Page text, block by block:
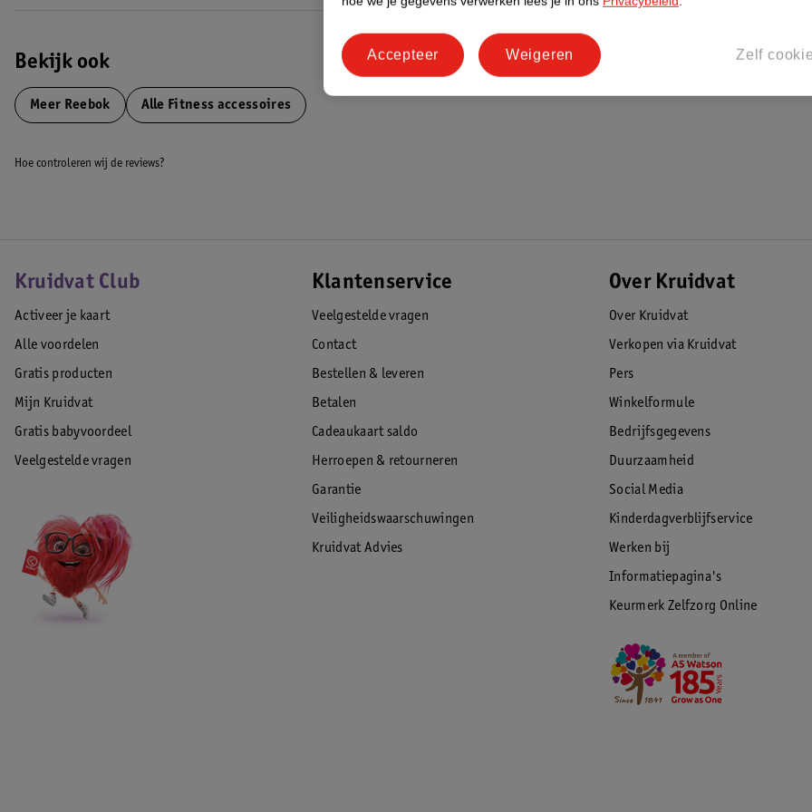
Bekijk ook
Meer Reebok Alle Fitness accessoires
Hoe controleren wij de reviews?
Kruidvat Club
Activeer je kaart
Alle voordelen
Gratis producten
Mijn Kruidvat
Gratis babyvoordeel
Veelgestelde vragen
Klantenservice
Veelgestelde vragen
Contact
Bestellen & leveren
Betalen
Cadeaukaart saldo
Herroepen & retourneren
Garantie
Veiligheidswaarschuwingen
Kruidvat Advies
Over Kruidvat
Over Kruidvat
Verkopen via Kruidvat
Pers
Winkelformule
Bedrijfsgegevens
Duurzaamheid
Social Media
Kinderdagverblijfservice
Werken bij
Informatiepagina's
Keurmerk Zelfzorg Online
Zelf
Weigeren
Accepteer